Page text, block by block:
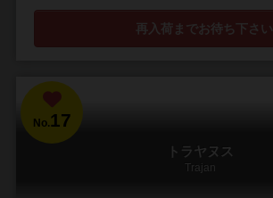
再入荷までお待ち下さい
No.17
トラヤヌス
Trajan